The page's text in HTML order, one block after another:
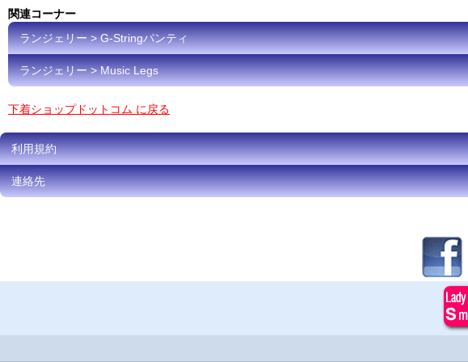
関連コーナー
ランジェリー > G-Stringパンティ
ランジェリー > Music Legs
下着ショップドットコム に戻る
利用規約
連絡先